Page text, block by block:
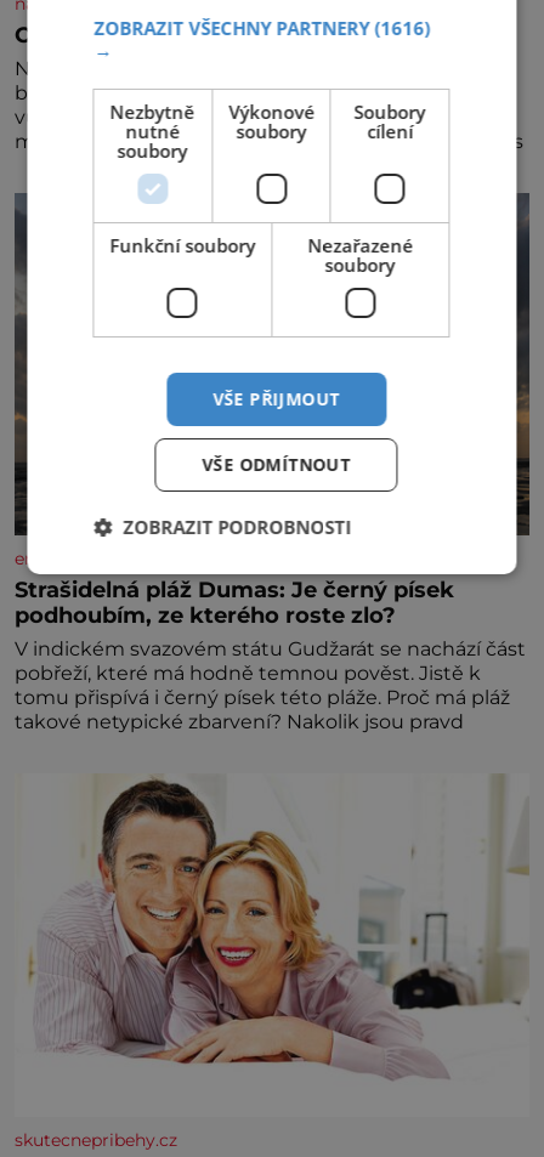
Osamělá herečka Syslová všechno vzdala?
Nedávno se povídalo, že má Dana Syslová (80)
blízkého přítele, který je jí oporou. Ale je to ještě
vůbec pravda? V posledních dnech čím dál častěji
mluví o svém odchodu. Dohnala ji snad samota? Půs
enigmaplus.cz
Strašidelná pláž Dumas: Je černý písek
podhoubím, ze kterého roste zlo?
V indickém svazovém státu Gudžarát se nachází část
pobřeží, které má hodně temnou pověst. Jistě k
tomu přispívá i černý písek této pláže. Proč má pláž
takové netypické zbarvení? Nakolik jsou pravd
skutecnepribehy.cz
ZOBRAZIT VŠECHNY PARTNERY(1616)
→
Nezbytně
nutné
soubory
Výkonové
soubory
Soubory
cílení
Funkční soubory
Nezařazené
soubory
VŠE PŘIJMOUT
VŠE ODMÍTNOUT
ZOBRAZIT PODROBNOSTI